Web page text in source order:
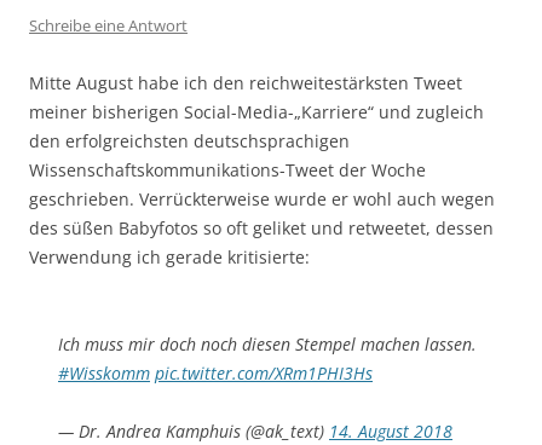
Schreibe eine Antwort
Mitte August habe ich den reichweitestärksten Tweet
meiner bisherigen Social-Media-„Karriere“ und zugleich
den erfolgreichsten deutschsprachigen
Wissenschaftskommunikations-Tweet der Woche
geschrieben. Verrückterweise wurde er wohl auch wegen
des süßen Babyfotos so oft geliket und retweetet, dessen
Verwendung ich gerade kritisierte:
Ich muss mir doch noch diesen Stempel machen lassen.
#Wisskomm pic.twitter.com/XRm1PHI3Hs
— Dr. Andrea Kamphuis (@ak_text) 14. August 2018